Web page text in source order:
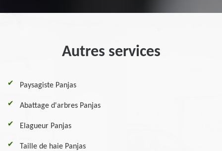
Autres services
Paysagiste Panjas
Abattage d'arbres Panjas
Elagueur Panjas
Taille de haie Panjas